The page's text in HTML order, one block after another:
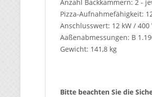
Anzahl Backkammern: 2 -
Pizza-Aufnahmefähigkeit:
Anschlusswert: 12 kW /
Aaßenabmessungen: B
Gewicht: 141,8 kg
Bitte beachten Sie die